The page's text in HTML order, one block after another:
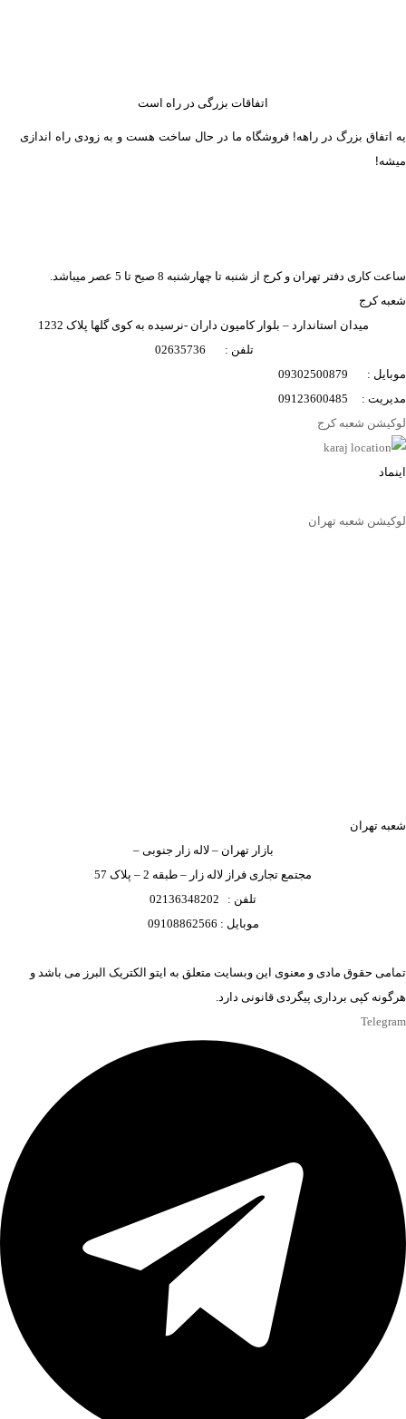
اتفاقات بزرگی در راه است
یه اتفاق بزرگ در راهه! فروشگاه ما در حال ساخت هست و به زودی راه اندازی
میشه!
ساعت کاری دفتر تهران و کرج از شنبه تا چهارشنبه 8 صبح تا 5 عصر میباشد.
شعبه کرج
میدان استاندارد – بلوار کامیون داران -نرسیده به کوی گلها پلاک 1232
تلفن : 02635736
موبایل : 09302500879
مدیریت : 09123600485
لوکیشن شعبه کرج
اینماد
لوکیشن شعبه تهران
شعبه تهران
بازار تهران – لاله زار جنوبی –
مجتمع تجاری فراز لاله زار – طبقه 2 – پلاک 57
تلفن : 02136348202
موبایل : 09108862566
تمامی حقوق مادی و معنوی این وبسایت متعلق به ایتو الکتریک البرز می باشد و
هرگونه کپی برداری پیگردی قانونی دارد.
Telegram